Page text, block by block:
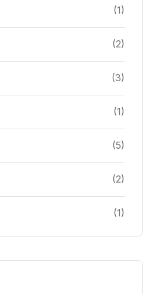
(1)
(2)
(3)
(1)
(5)
(2)
(1)